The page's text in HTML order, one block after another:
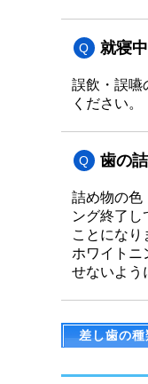
就寝
誤飲・誤嚥
ください。
歯の
詰め物の色
ング終了し
ことになり
ホワイトニ
せないよう
差し歯の種